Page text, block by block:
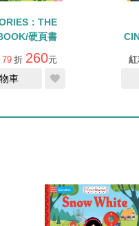
：THE
硬頁書
79 折 260元
車
紅